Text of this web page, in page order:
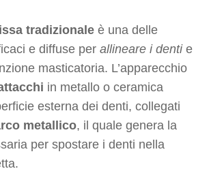
tradizionale è una delle
e diffuse perallineare i dentie
masticatoria. L’apparecchio
in metallo o ceramica
esterna dei denti, collegati
metallico, il quale genera la
per spostare i denti nella